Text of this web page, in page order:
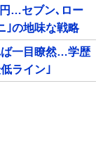
…セブン､ロー
｣の地味な戦略
ば一目瞭然…学歴
ライン｣